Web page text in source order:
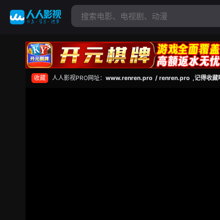
收藏 人人影视PRO网址： www.renren.pro / renren.pro ,记得收藏